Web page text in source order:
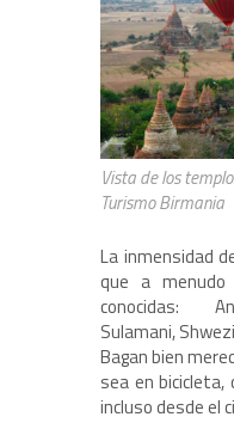
Vista de los
Turismo Birmania
La inmensidad
que a
conocidas:
Sulamani,
Bagan bien
sea en bicicleta,
incluso desde el